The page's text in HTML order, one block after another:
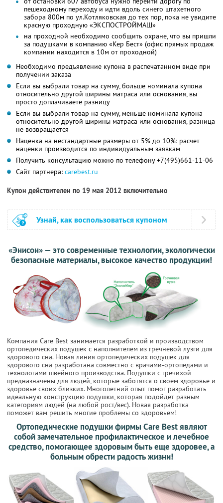
пешеходному переходу и идти вдоль синего штахетного
забора 800м по ул.Котляковская до тех пор, пока не увидите
красную проходную «ЭКСПОСТРОЙМАШ»
на проходной необходимо сообщить охране, что вы пришли
за подушками в компанию «Кер Бест» (офис прямых продаж
компании находится в 10м от проходной)
Необходимо предъявление купона в распечатанном виде при
получении заказа
Если вы выбрали товар на сумму, больше номинала купона
относительно другой ширины матраса или основания, вы
просто доплачиваете разницу
Если вы выбрали товар на сумму, меньше номинала купона
относительно другой ширины матраса или основания, разница
не возвращается
Наценка на нестандартные размеры от 5% до 10%: расчет
наценки производится по индивидуальным заявкам
Получить консультацию можно по телефону +7(495)661-11-06
Сайт партнера: carebest.ru
Купон действителен по 19 мая 2012 включительно
Узнай, как воспользоваться купоном
«Энисон» — это современные технологии, экологически
безопасные материалы, высокое качество продукции!
Компания Care Best занимается разработкой и производством
ортопедических подушек с наполнителем из гречневой лузги для
здорового сна. Новая линия ортопедических подушек для
здорового сна разработана совместно с врачами-ортопедами и
технологами швейного производства. Подушки с гречихой
предназначены для людей, которые заботятся о своем здоровье и
здоровье своих близких. Многолетний опыт помог разработать
идеальную конструкцию подушки, которая подойдет разным
категориям людей (на любой рост/вес). Новая разработка
поможет вам решить многие проблемы со здоровьем!
Ортопедические подушки фирмы Care Best являют
собой замечательное профилактическое и лечебное
средство, помогающее здоровым быть еще здоровее, а
больным обрести радость жизни!